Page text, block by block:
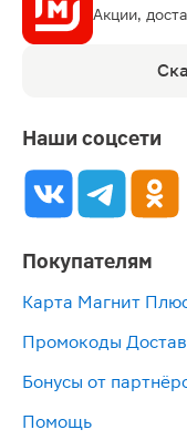
Акции,
Наши соцсети
Покупателям
Карта Магнит
Промокоды
Бонусы от
Помощь